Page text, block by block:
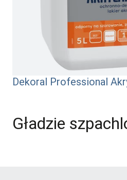
Dekoral Professional
Gładzie